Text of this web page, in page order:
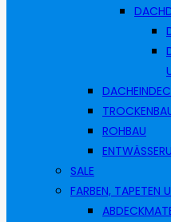
ROHBAU
SALE
FARBEN, TAPETEN